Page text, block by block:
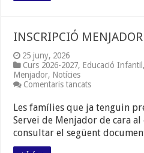
INSCRIPCIÓ
25 juny, 2026
Curs 2026-2027, Educació Infantil ,
Menjador, Notícies
Comentaris tancatsa
MENJADOR
ESCOLAR
2026-
2027
Les famílies que ja tenguin
Servei de Menjador de cara
consultar el següent